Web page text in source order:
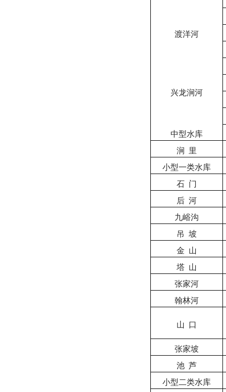
渡洋河
兴龙涧河
中型水库
涧
里
小型一类水库
石 门
后 河
九峪沟
吊 坡
金 山
塔 山
张家河
翰林河
山 口
张家坡
池 芦
小型二类水库